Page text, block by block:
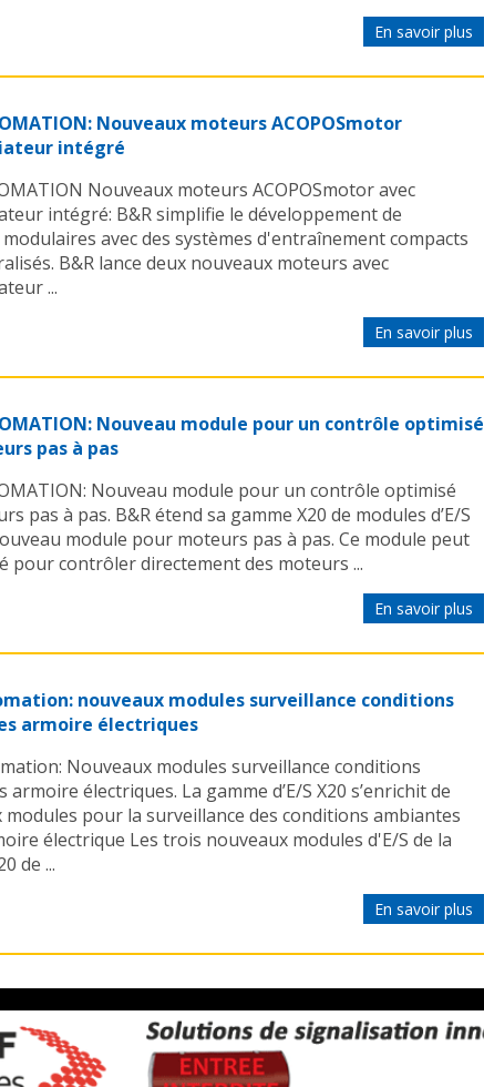
En savoir plus
Nouveaux moteurs ACOPOSmotor
intégré
Nouveaux moteurs ACOPOSmotor avec
intégré: B&R simplifie le développement de
avec des systèmes d'entraînement compacts
B&R lance deux nouveaux moteurs avec
...
En savoir plus
Nouveau module pour un contrôle optimisé
pas à pas
Nouveau module pour un contrôle optimisé
pas à pas. B&R étend sa gamme X20 de modules d’E/S
module pour moteurs pas à pas. Ce module peut
pour contrôler directement des moteurs ...
En savoir plus
nouveaux modules surveillance conditions
armoire électriques
Nouveaux modules surveillance conditions
armoire électriques. La gamme d’E/S X20 s’enrichit de
modules pour la surveillance des conditions ambiantes
électrique Les trois nouveaux modules d'E/S de la
de ...
En savoir plus